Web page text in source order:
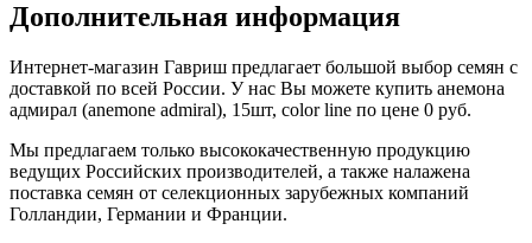
Дополнительная информация
Интернет-магазин Гавриш предлагает большой выбор семян с
доставкой по всей России. У нас Вы можете купить анемона
адмирал (anemone admiral), 15шт, color line по цене 0 руб.
Мы предлагаем только высококачественную продукцию
ведущих Российских производителей, а также налажена
поставка семян от селекционных зарубежных компаний
Голландии, Германии и Франции.